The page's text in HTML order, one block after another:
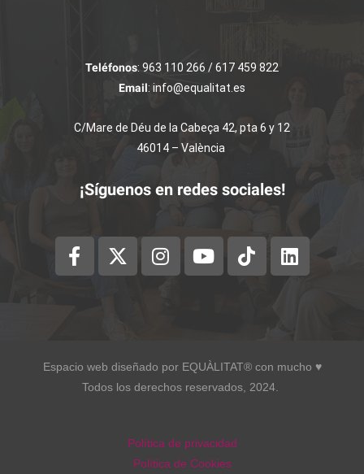
Teléfonos: 963 110 266 / 617 459 822
Email: info@equalitat.es
C/Mare de Déu de la Cabeça 42, pta 6 y 12
46014 – València
¡Síguenos en redes sociales!
Espacio web diseñado por EQUÀLITAT® con mucho ♥︎
Todos los derechos reservados, 2024.
Política de privacidad
Política de Cookies